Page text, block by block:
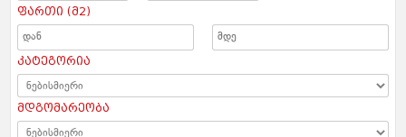
ფართი (მ2)
კატეგორია
მდგომარეობა